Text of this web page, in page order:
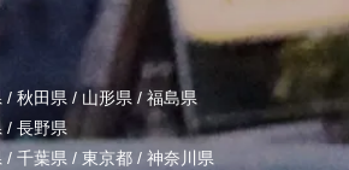
/ 秋田県 / 山形県/ 福島県
/ 長野県
/ 千葉県 / 東京都 / 神奈川県